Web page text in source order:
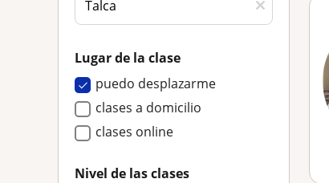
Lugar de la clase
puedo desplazarme
clases a domicilio
clases online
Nivel de las clases